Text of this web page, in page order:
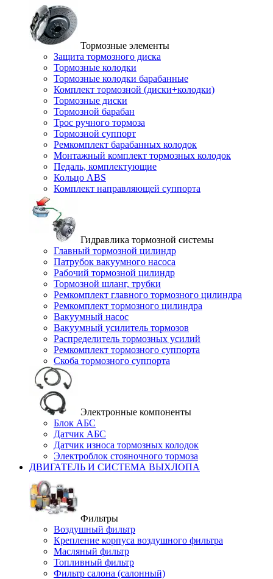
Тормозные элементы
Защита тормозного диска
Тормозные колодки
Тормозные колодки барабанные
Комплект тормозной (диски+колодки)
Тормозные диски
Тормозной барабан
Трос ручного тормоза
Тормозной суппорт
Ремкомплект барабанных колодок
Монтажный комплект тормозных колодок
Педаль, комплектующие
Кольцо ABS
Комплект направляющей суппорта
Гидравлика тормозной системы
Главный тормозной цилиндр
Патрубок вакуумного насоса
Рабочий тормозной цилиндр
Тормозной шланг, трубки
Ремкомплект главного тормозного цилиндра
Ремкомплект тормозного цилиндра
Вакуумный насос
Вакуумный усилитель тормозов
Распределитель тормозных усилий
Ремкомплект тормозного суппорта
Скоба тормозного суппорта
Электронные компоненты
Блок АБС
Датчик АБС
Датчик износа тормозных колодок
Электроблок стояночного тормоза
ДВИГАТЕЛЬ И СИСТЕМА ВЫХЛОПА
Фильтры
Воздушный фильтр
Крепление корпуса воздушного фильтра
Масляный фильтр
Топливный фильтр
Фильтр салона (салонный)